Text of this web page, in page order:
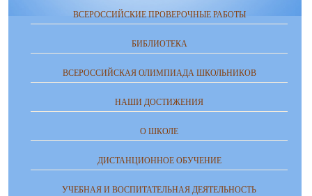
ВСЕРОССИЙСКИЕ ПРОВЕРОЧНЫЕ РАБОТЫ
БИБЛИОТЕКА
ВСЕРОССИЙСКАЯ ОЛИМПИАДА ШКОЛЬНИКОВ
НАШИ ДОСТИЖЕНИЯ
О ШКОЛЕ
ДИСТАНЦИОННОЕ ОБУЧЕНИЕ
УЧЕБНАЯ И ВОСПИТАТЕЛЬНАЯ ДЕЯТЕЛЬНОСТЬ